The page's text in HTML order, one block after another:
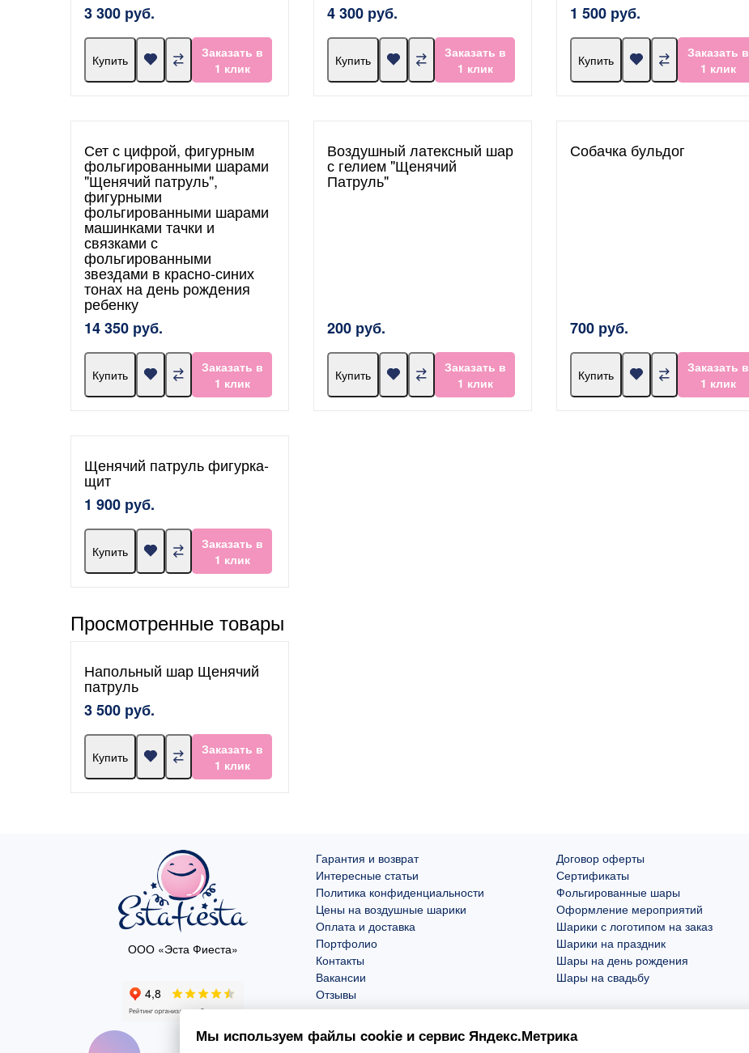
3 300 руб.
Купить
Заказать в
1 клик
4 300 руб.
Купить
Заказать в
1 клик
1 500 руб.
Купить
Заказать в
1 клик
Сет с цифрой, фигурным
фольгированными шарами
"Щенячий патруль",
фигурными
фольгированными шарами
машинками тачки и
связками с
фольгированными
звездами в красно-синих
тонах на день рождения
ребенку
14 350 руб.
Купить
Заказать в
1 клик
Воздушный латексный шар
с гелием "Щенячий
Патруль"
200 руб.
Купить
Заказать в
1 клик
Собачка бульдог
700 руб.
Купить
Заказать в
1 клик
Щенячий патруль фигурка-
щит
1 900 руб.
Купить
Заказать в
1 клик
Просмотренные товары
Напольный шар Щенячий
патруль
3 500 руб.
Купить
Заказать в
1 клик
ООО «Эста Фиеста»
Гарантия и возврат
Интересные статьи
Политика конфиденциальности
Цены на воздушные шарики
Оплата и доставка
Портфолио
Контакты
Вакансии
Отзывы
Договор оферты
Сертификаты
Фольгированные шары
Оформление мероприятий
Шарики с логотипом на заказ
Шарики на праздник
Шары на день рождения
Шары на свадьбу
Мы используем файлы cookie и сервис Яндекс.Метрика